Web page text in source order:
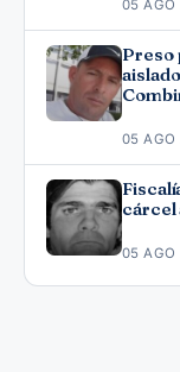
05
Preso
05
cárcel
05